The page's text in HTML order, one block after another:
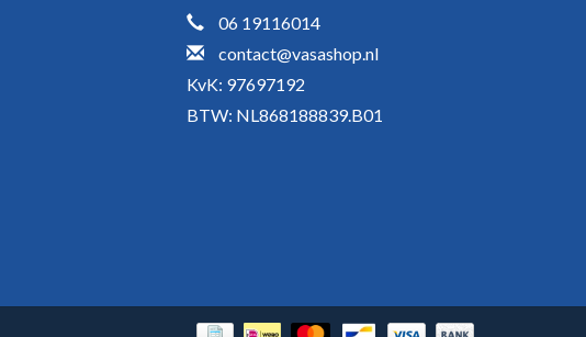
06 19116014
contact@vasashop.nl
KvK: 97697192
BTW: NL868188839.B01